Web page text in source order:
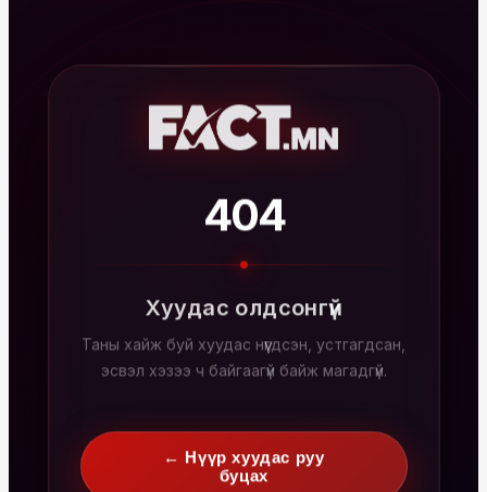
404
Хуудас олдсонгүй
Таны хайж буй хуудас нүүгдсэн, устгагдсан,
эсвэл хэзээ ч байгаагүй байж магадгүй.
← Нүүр хуудас руу
буцах